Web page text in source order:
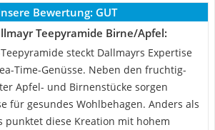
Bewertung: GUT
Teepyramide Birne/Apfel:
steckt Dallmayrs Expertise
Time-Genüsse. Neben den fruchtig-
Apfel- und Birnenstücke sorgen
für gesundes Wohlbehagen. Anders als
punktet diese Kreation mit hohem